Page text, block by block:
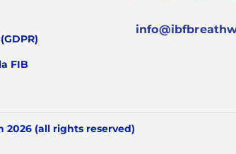
FIB
(all rights reserved)